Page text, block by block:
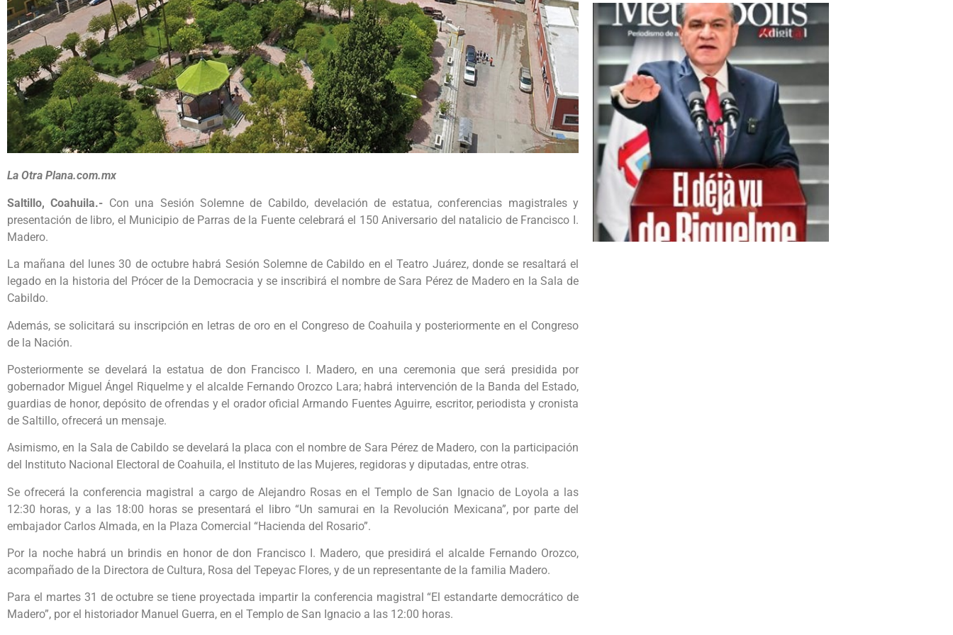
La Otra Plana.com.mx
Saltillo, Coahuila.- Con una Sesión Solemne de Cabildo, develación de estatua, conferencias magistrales y
presentación de libro, el Municipio de Parras de la Fuente celebrará el 150 Aniversario del natalicio de Francisco I.
Madero.
La mañana del lunes 30 de octubre habrá Sesión Solemne de Cabildo en el Teatro Juárez, donde se resaltará el
legado en la historia del Prócer de la Democracia y se inscribirá el nombre de Sara Pérez de Madero en la Sala de
Cabildo.
Además, se solicitará su inscripción en letras de oro en el Congreso de Coahuila y posteriormente en el Congreso
de la Nación.
Posteriormente se develará la estatua de don Francisco I. Madero, en una ceremonia que será presidida por
gobernador Miguel Ángel Riquelme y el alcalde Fernando Orozco Lara; habrá intervención de la Banda del Estado,
guardias de honor, depósito de ofrendas y el orador oficial Armando Fuentes Aguirre, escritor, periodista y cronista
de Saltillo, ofrecerá un mensaje.
Asimismo, en la Sala de Cabildo se develará la placa con el nombre de Sara Pérez de Madero, con la participación
del Instituto Nacional Electoral de Coahuila, el Instituto de las Mujeres, regidoras y diputadas, entre otras.
Se ofrecerá la conferencia magistral a cargo de Alejandro Rosas en el Templo de San Ignacio de Loyola a las
12:30 horas, y a las 18:00 horas se presentará el libro “Un samurai en la Revolución Mexicana”, por parte del
embajador Carlos Almada, en la Plaza Comercial “Hacienda del Rosario”.
Por la noche habrá un brindis en honor de don Francisco I. Madero, que presidirá el alcalde Fernando Orozco,
acompañado de la Directora de Cultura, Rosa del Tepeyac Flores, y de un representante de la familia Madero.
Para el martes 31 de octubre se tiene proyectada impartir la conferencia magistral “El estandarte democrático de
Madero”, por el historiador Manuel Guerra, en el Templo de San Ignacio a las 12:00 horas.